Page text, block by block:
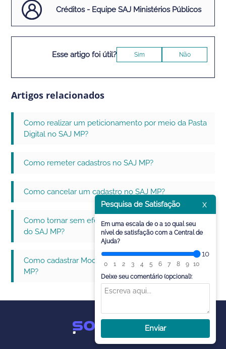
Créditos - Equipe SAJ Ministérios Públicos
Esse artigo foi útil? Sim Não
Artigos relacionados
Como realizar um peticionamento por meio da Pasta
Digital no SAJ MP?
Como remeter cadastros no SAJ MP?
Como cancelar um cadastro no SAJ MP?
Como tornar sem efeito documentos na Pasta Digital
do SAJ MP?
Como cadastrar Modelos de Documentos no SAJ
MP?
Pesquisa de Satisfação x
Em uma escala de 0 a 10 qual seu
nível de satisfação com a Central de
Ajuda?
10
0 1 2 3 4 5 6 7 8 9
10
Deixe seu comentário (opcional):
Enviar